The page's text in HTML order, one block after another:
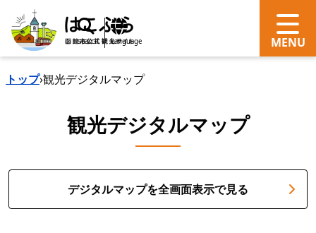
search Language
トップ›観光デジタルマップ
観光デジタルマップ
デジタルマップを全画面表示で見る